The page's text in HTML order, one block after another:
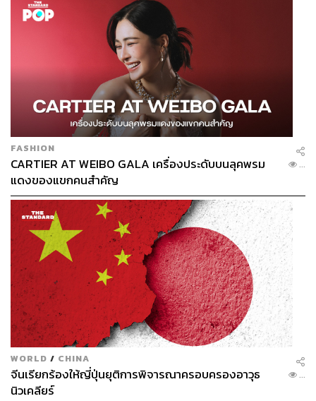
TAGS: เนเน่-พรนับพัน พรเพ็ญพิพัฒน์
NENE 郑乃馨 1ST MINI CONCERT ‘DIARY DE LA
LUNE’ IN BANGKOK 2023
TheStandardPopxNeNe
107
ABOUT THE AUTHOR
ใยรัก ชุติอังกูร
นักเขียนผู้ชอบถ่ายทอดเรื่องราวผ่านตัวอักษร
หลงใหลในภาษา วัฒนธรรม และการติ่ง
FASHION
CARTIER AT WEIBO GALA เครื่องประดับบนลุคพรม
แดงของแขกคนสำคัญ
...
WORLD / CHINA
จีนเรียกร้องให้ญี่ปุ่นยุติการพิจารณาครอบครองอาวุธ
นิวเคลียร์
...